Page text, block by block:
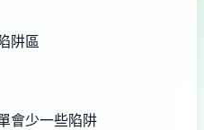
阱區
會少一些陷阱